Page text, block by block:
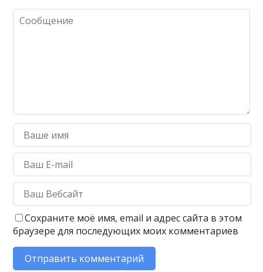
Сохраните моё имя, email и адрес сайта в этом
браузере для последующих моих комментариев